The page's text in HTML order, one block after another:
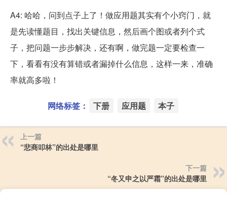
A4: 哈哈，问到点子上了！做应用题其实有个小窍门，就
是先读懂题目，找出关键信息，然后画个图或者列个式
子，把问题一步步解决，还有啊，做完题一定要检查一
下，看看有没有算错或者漏掉什么信息，这样一来，准确
率就高多啦！
网络标签： 下册 应用题 本子
上一篇
“悲商叩林”的出处是哪里
下一篇
“冬又申之以严霜”的出处是哪里